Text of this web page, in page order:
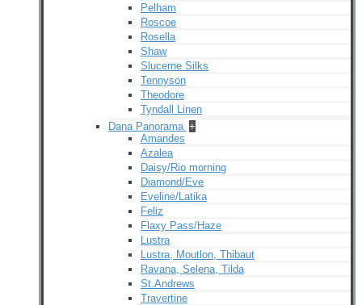
Pelham
Roscoe
Rosella
Shaw
Slucerne Silks
Tennyson
Theodore
Tyndall Linen
Dana Panorama +
Amandes
Azalea
Daisy/Rio morning
Diamond/Eve
Eveline/Latika
Feliz
Flaxy Pass/Haze
Lustra
Lustra, Moutlon, Thibaut
Ravana, Selena, Tilda
St.Andrews
Travertine